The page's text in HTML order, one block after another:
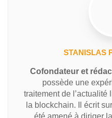
STANISLAS
Cofondateur et
possède une
traitement de l’actualité
la blockchain. Il écrit
été amené à diriger